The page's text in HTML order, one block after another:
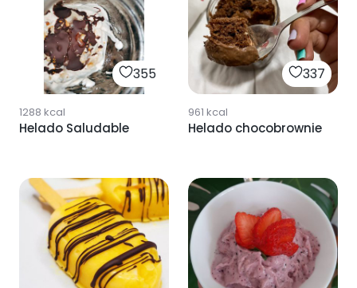
355
1288 kcal
Helado Saludable
337
961 kcal
Helado chocobrownie